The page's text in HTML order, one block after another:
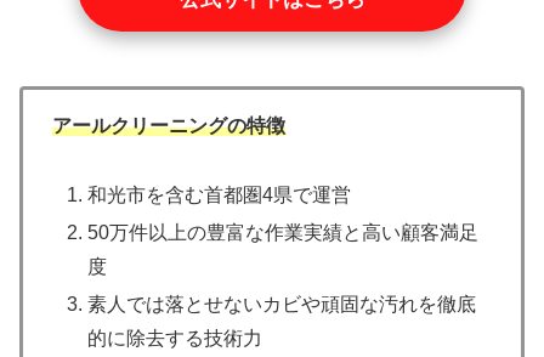
アールクリーニングの特徴
和光市を含む首都圏4県で運営
50万件以上の豊富な作業実績と高い顧客満足
度
素人では落とせないカビや頑固な汚れを徹底
的に除去する技術力